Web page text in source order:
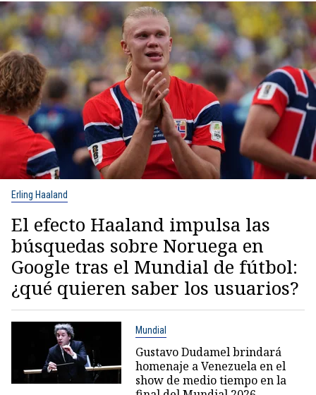
Erling Haaland
El efecto Haaland impulsa las
búsquedas sobre Noruega en
Google tras el Mundial de fútbol:
¿qué quieren saber los usuarios?
Mundial
Gustavo Dudamel brindará
homenaje a Venezuela en el
show de medio tiempo en la